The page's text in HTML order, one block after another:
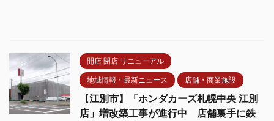
開店 閉店 リニューアル
地域情報・最新ニュース 店舗・商業施設
【江別市】「ホンダカーズ札幌中央 江別
店」増改築工事が進行中 店舗裏手に鉄